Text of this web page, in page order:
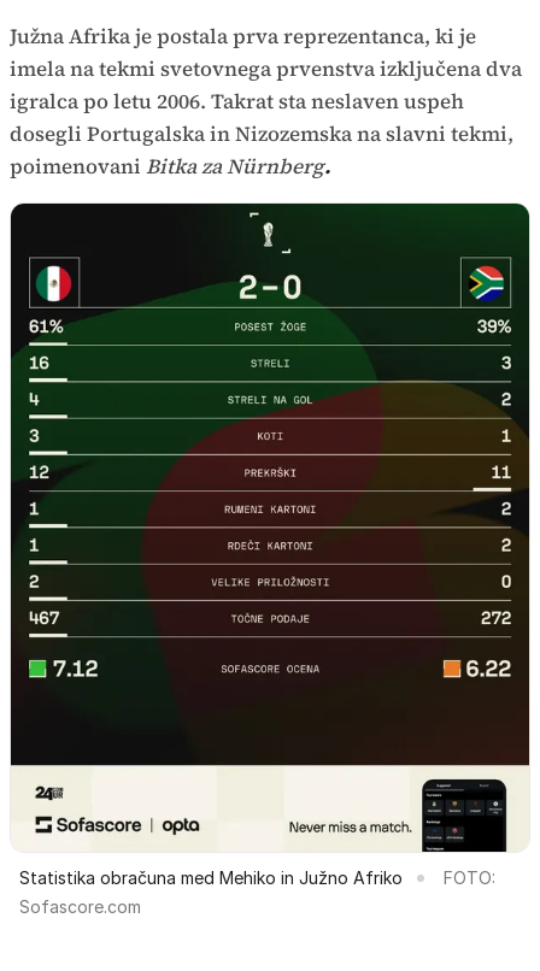
Južna Afrika je postala prva reprezentanca, ki je
imela na tekmi svetovnega prvenstva izključena dva
igralca po letu 2006. Takrat sta neslaven uspeh
dosegli Portugalska in Nizozemska na slavni tekmi,
poimenovani Bitka za Nürnberg.
Statistika obračuna med Mehiko in Južno Afriko
FOTO:
Sofascore.com